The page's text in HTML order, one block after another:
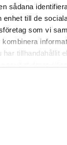
sådana
enhet till de
som vi
har tillhandahållit
via
Ett återkallat
som skett
bipacksedeln